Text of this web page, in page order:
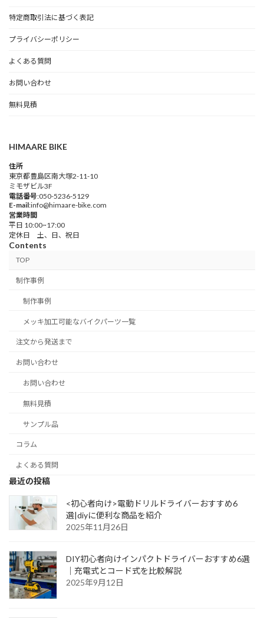
特定商取引法に基づく表記
プライバシーポリシー
よくある質問
お問い合わせ
無料見積
HIMAARE BIKE
住所
東京都豊島区南大塚2-11-10
ミモザビル3F
電話番号:050-5236-5129
E-mail:info@himaare-bike.com
営業時間
平日 10:00~17:00
定休日 土、日、祝日
Contents
TOP
制作事例
制作事例
メッキ加工可能なバイクパーツ一覧
注文から発送まで
お問い合わせ
お問い合わせ
無料見積
サンプル品
コラム
よくある質問
最近の投稿
<初心者向け>電動ドリルドライバーおすすめ6
選|diyに便利な商品を紹介
2025年11月26日
DIY初心者向けインパクトドライバーおすすめ6選
｜充電式とコード式を比較解説
2025年9月12日